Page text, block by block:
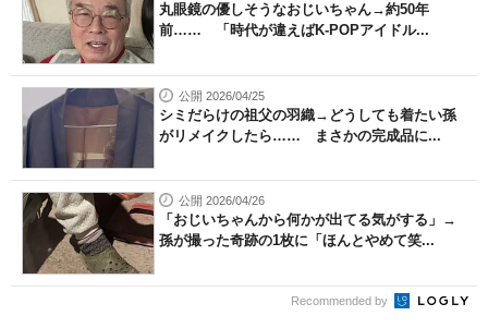
丸眼鏡の優しそうなおじいちゃん→約50年
前…… 「時代が違えばK-POPアイドル...
公開 2026/04/25
シミだらけの祖父の羽織→どうしても着たい孫
がリメイクしたら…… まさかの完成品に...
公開 2026/04/26
「おじいちゃんから何かが出てる気がする」→
孫が撮った奇跡の1枚に「ほんとやめて笑...
Recommended by